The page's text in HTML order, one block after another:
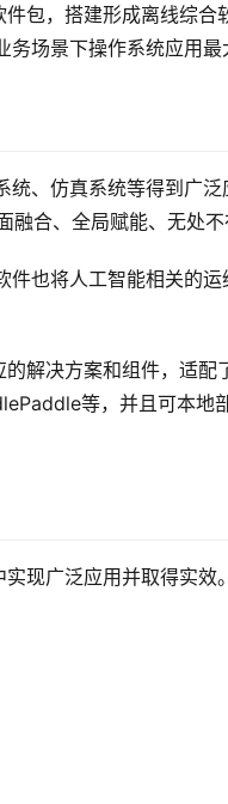
件包，搭建形成离线综
场景下操作系统应用最
统、仿真系统等得到广
合、全局赋能、无处不
件也将人工智能相关的
解决方案和组件，适
等，并且可本地
现广泛应用并取得实效。